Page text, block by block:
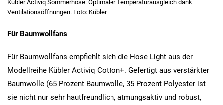
Kübler Activiq Sommerhose: Optimaler Temperaturausgleich dank
Ventilationsöffnungen. Foto: Kübler
Für Baumwollfans
Für Baumwollfans empfiehlt sich die Hose Light aus der
Modellreihe Kübler Activiq Cotton+. Gefertigt aus verstärkter
Baumwolle (65 Prozent Baumwolle, 35 Prozent Polyester ist
sie nicht nur sehr hautfreundlich, atmungsaktiv und robust,